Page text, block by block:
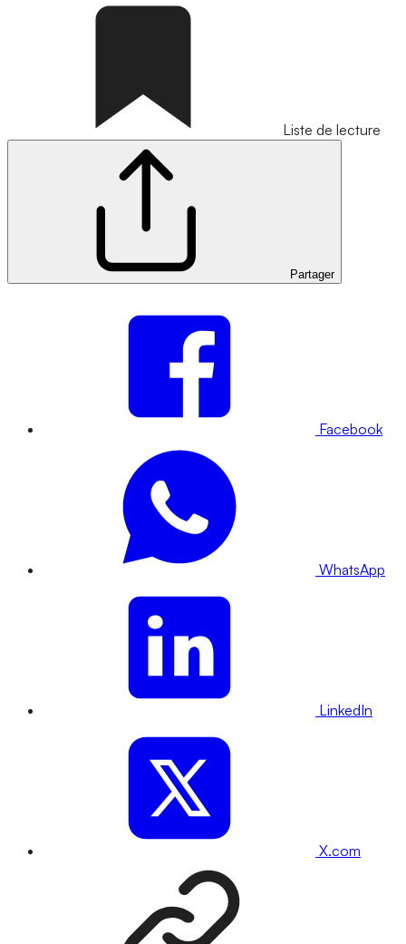
Liste de lecture
Partager
Facebook
WhatsApp
LinkedIn
X.com